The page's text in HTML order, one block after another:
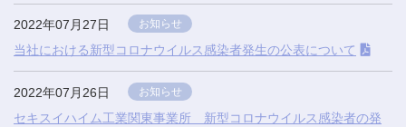
2022年07月27日 お知らせ
当社における新型コロナウイルス感染者発生の公表について
2022年07月26日 お知らせ
セキスイハイム工業関東事業所 新型コロナウイルス感染者の発